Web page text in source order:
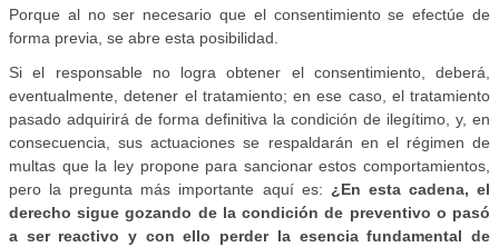
Porque al no ser necesario que el consentimiento se efectúe de
forma previa, se abre esta posibilidad.
Si el responsable no logra obtener el consentimiento, deberá,
eventualmente, detener el tratamiento; en ese caso, el tratamiento
pasado adquirirá de forma definitiva la condición de ilegítimo, y, en
consecuencia, sus actuaciones se respaldarán en el régimen de
multas que la ley propone para sancionar estos comportamientos,
pero la pregunta más importante aquí es: ¿En esta cadena, el
derecho sigue gozando de la condición de preventivo o pasó
a ser reactivo y con ello perder la esencia fundamental de